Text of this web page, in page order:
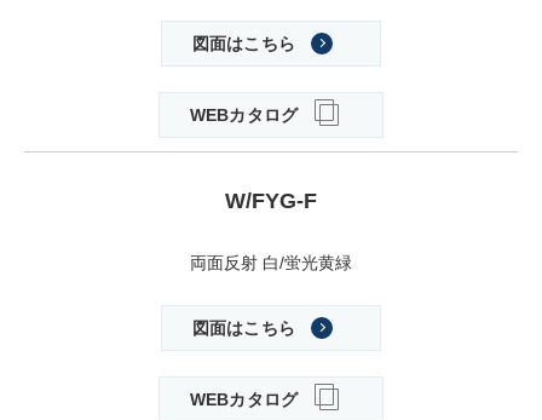
図面はこちら
WEBカタログ
W/FYG-F
両面反射 白/蛍光黄緑
図面はこちら
WEBカタログ